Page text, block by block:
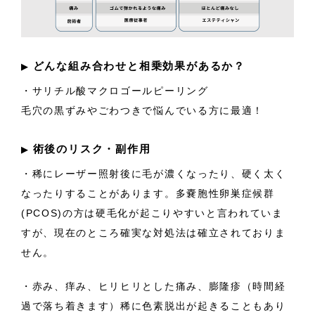
▶︎ どんな組み合わせと相乗効果があるか？
・ サリチル酸マクロゴールピーリング
毛穴の黒ずみやごわつきで悩んでいる方に最適！
▶︎ 術後のリスク・副作用
・稀にレーザー照射後に毛が濃くなったり、硬く太く
なったりすることがあります。多嚢胞性卵巣症候群
(PCOS)の方は硬毛化が起こりやすいと言われていま
すが、現在のところ確実な対処法は確立されておりま
せん。
・赤み、痒み、ヒリヒリとした痛み、膨隆疹（時間経
過で落ち着きます）稀に色素脱出が起きることもあり